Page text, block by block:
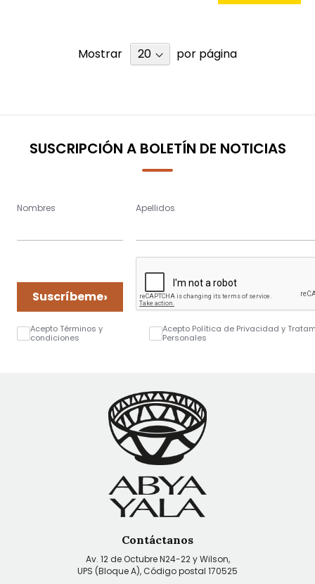
Mostrar por página
SUSCRIPCIÓN A BOLETÍN DE NOTICIAS
Nombres Apellidos
Suscríbeme›
Acepto Términos y
condiciones
Acepto Política de Privacidad y
Personales
Contáctanos
Av. 12 de Octubre N24-22 y Wilson,
UPS (Bloque A), Código postal 170525